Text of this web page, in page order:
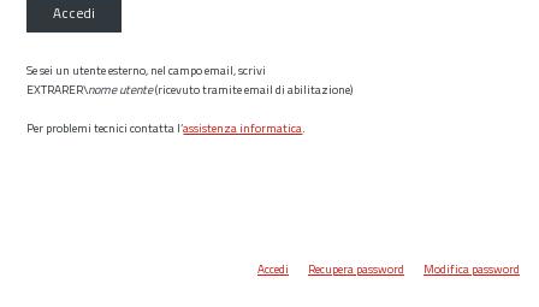
Accedi
Se sei un utente esterno, nel campo email, scrivi
EXTRARER\nome utente(ricevuto tramite email di abilitazione)
Per problemi tecnici contatta l’assistenza informatica.
Accedi Recupera password Modifica password